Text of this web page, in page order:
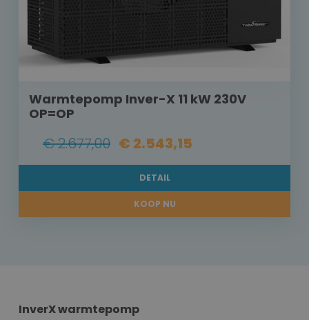
Warmtepomp Inver-X 11 kW 230V
OP=OP
€ 2.677,00 € 2.543,15
DETAIL
KOOP NU
InverX warmtepomp